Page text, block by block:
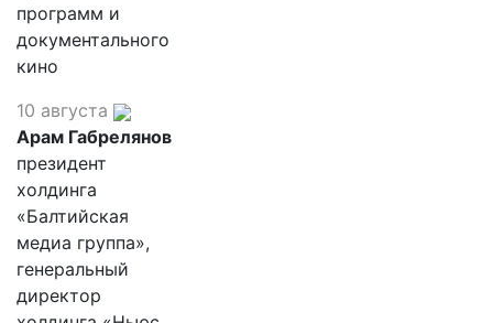
программ и
документального
кино
10 августа
Арам Габрелянов
президент
холдинга
«Балтийская
медиа группа»,
генеральный
директор